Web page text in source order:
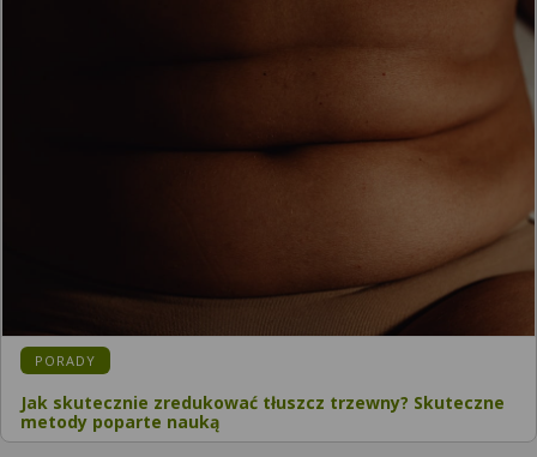
PORADY
Jak skutecznie zredukować tłuszcz trzewny? Skuteczne
metody poparte nauką